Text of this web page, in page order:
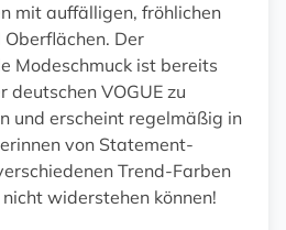
mit auffälligen, fröhlichen
Oberflächen. Der
Modeschmuck ist bereits
VOGUE zu
und erscheint regelmäßig in
von Statement-
Trend-Farben
widerstehen können!